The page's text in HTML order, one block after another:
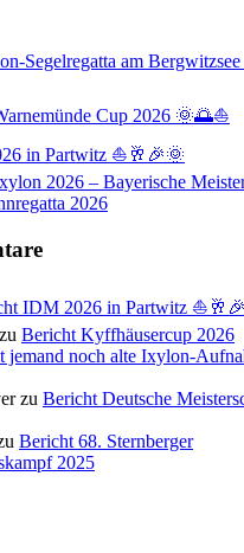
Segelregatta am Bergwitzsee
Cup 2026 🌞🌅⛵
in Partwitz ⛵🥂🎉🌞
2026 – Bayerische
2026
IDM 2026 in Partwitz
Bericht Kyffhäusercup 2026
jemand noch alte Ixylon-
zu Bericht Deutsche
Bericht 68. Sternberger
2025